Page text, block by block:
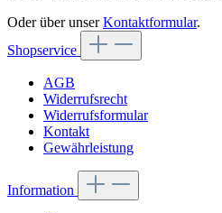
Oder über unserKontaktformular.
Shopservice
AGB
Widerrufsrecht
Widerrufsformular
Kontakt
Gewährleistung
Information